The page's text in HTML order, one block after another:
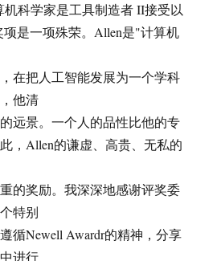
机科学家是工具制造者 II接受以
项是一项殊荣。Allen是"计算机
在把人工智能发展为一个学科
他清
远景。一个人的品性比他的专
，Allen的谦虚、高贵、无私的
的奖励。我深深地感谢评奖委
特别
循Newell Awardr的精神，分享
进行